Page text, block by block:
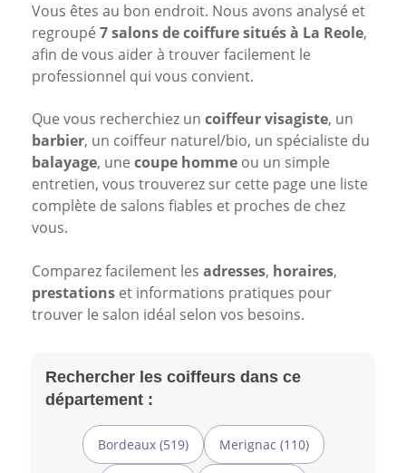
Vous êtes au bon endroit. Nous avons analysé et
regroupé 7 salons de coiffure situés à La Reole,
afin de vous aider à trouver facilement le
professionnel qui vous convient.
Que vous recherchiez un coiffeur visagiste, un
barbier, un coiffeur naturel/bio, un spécialiste du
balayage, une coupe homme ou un simple
entretien, vous trouverez sur cette page une liste
complète de salons fiables et proches de chez
vous.
Comparez facilement les adresses, horaires,
prestations et informations pratiques pour
trouver le salon idéal selon vos besoins.
Rechercher les coiffeurs dans ce
département :
Bordeaux (519) Merignac (110)